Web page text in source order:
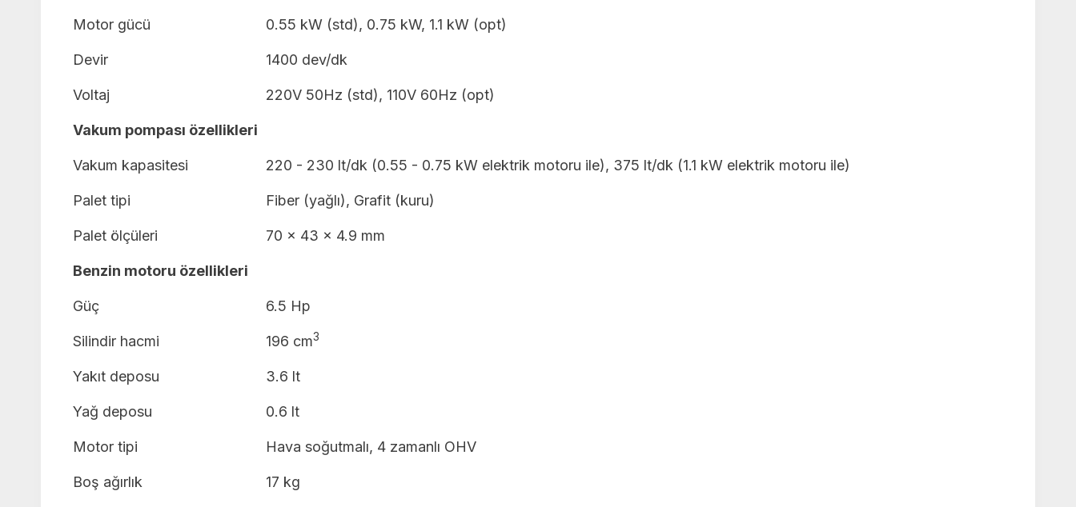
Motor gücü 0.55 kW (std), 0.75 kW, 1.1 kW (opt)
Devir 1400 dev/dk
Voltaj 220V 50Hz (std), 110V 60Hz (opt)
Vakum pompası özellikleri
Vakum kapasitesi 220 - 230 lt/dk (0.55 - 0.75 kW elektrik motoru ile), 375 lt/dk (1.1 kW elektrik motoru ile)
Palet tipi Fiber (yağlı), Grafit (kuru)
Palet ölçüleri 70 x 43 x 4.9 mm
Benzin motoru özellikleri
Güç 6.5 Hp
Silindir hacmi 196 cm3
Yakıt deposu 3.6 lt
Yağ deposu 0.6 lt
Motor tipi Hava soğutmalı, 4 zamanlı OHV
Boş ağırlık 17 kg